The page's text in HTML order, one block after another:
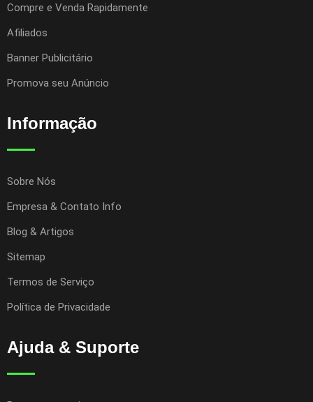
Compre e Venda Rapidamente
Afiliados
Banner Publicitário
Promova seu Anúncio
Informação
Sobre Nós
Empresa & Contato Info
Blog & Artigos
Sitemap
Termos de Serviço
Política de Privacidade
Ajuda & Suporte